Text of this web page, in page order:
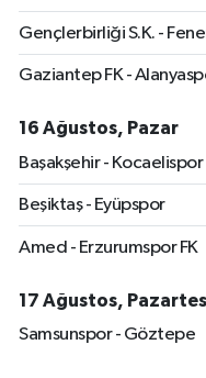
Gençlerbirliği S.K. -
Gaziantep FK -
16 Ağustos, Pazar
Başakşehir - Kocaelispor
Beşiktaş - Eyüpspor
Amed - Erzurumspor FK
17 Ağustos,
Samsunspor - Göztepe